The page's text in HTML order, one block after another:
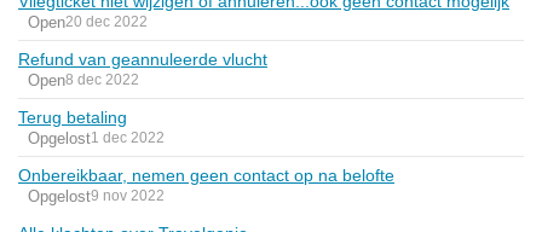
Open20 dec 2022
Refund van geannuleerde vlucht
Open8 dec 2022
Terug betaling
Opgelost1 dec 2022
Onbereikbaar, nemen geen contact op na belofte
Opgelost9 nov 2022